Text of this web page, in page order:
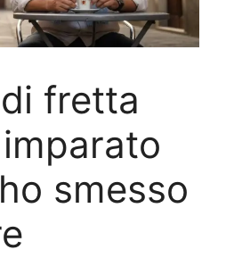
fretta
smesso